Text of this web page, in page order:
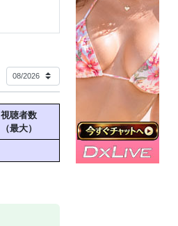
視聴者数
（最大）